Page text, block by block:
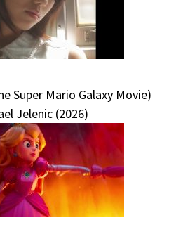
Super Mario Galaxy Movie)
Jelenic (2026)